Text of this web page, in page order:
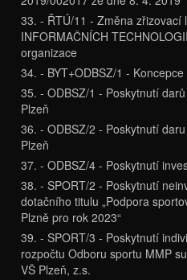
33. - ŘTÚ/11 - Změna zřizovací
INFORMAČNÍCH
organizace
34. - BYT+ODBSZ/1 -
35. - ODBSZ/1 - Poskytnutí
Plzeň
36. - ODBSZ/2 - Poskytnutí
Plzeň
37. - ODBSZ/4 - Poskytnutí
38. - SPORT/2 - Poskytnutí
dotačního titulu „Podpora
Plzně pro rok 2023“
39. - SPORT/3 - Poskytnutí
rozpočtu Odboru sportu MMP
VŠ Plzeň, z.s.